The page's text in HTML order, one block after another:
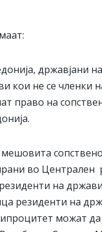
државјани
кои не се членки
право на
во Централен
на
резиденти на
можат